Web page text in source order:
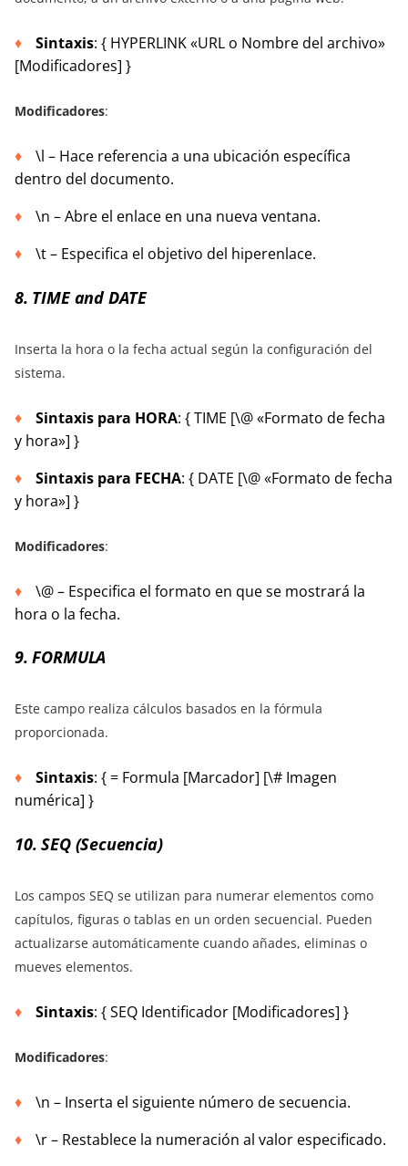
Sintaxis: { HYPERLINK «URL o Nombre del archivo»
[Modificadores] }
Modificadores:
\l – Hace referencia a una ubicación específica
dentro del documento.
\n – Abre el enlace en una nueva ventana.
\t – Especifica el objetivo del hiperenlace.
8. TIME and DATE
Inserta la hora o la fecha actual según la configuración del
sistema.
Sintaxis para HORA: { TIME [\@ «Formato de fecha
y hora»] }
Sintaxis para FECHA: { DATE [\@ «Formato de fecha
y hora»] }
Modificadores:
\@ – Especifica el formato en que se mostrará la
hora o la fecha.
9. FORMULA
Este campo realiza cálculos basados en la fórmula
proporcionada.
Sintaxis: { = Formula [Marcador] [\# Imagen
numérica] }
10. SEQ (Secuencia)
Los campos SEQ se utilizan para numerar elementos como
capítulos, figuras o tablas en un orden secuencial. Pueden
actualizarse automáticamente cuando añades, eliminas o
mueves elementos.
Sintaxis: { SEQ Identificador [Modificadores] }
Modificadores:
\n – Inserta el siguiente número de secuencia.
\r – Restablece la numeración al valor especificado.